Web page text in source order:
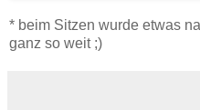
* beim Sitzen wurde etwas
ganz so weit ;)